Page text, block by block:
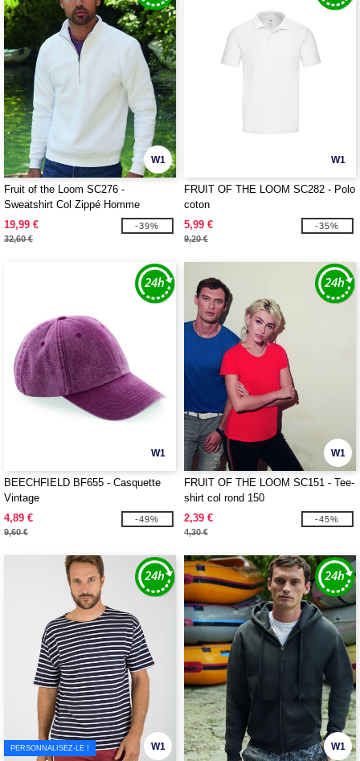
W1
Fruit of the Loom SC276 -
Sweatshirt Col Zippé Homme
Premium
19,99 €
32,60 €
-39%
W1
FRUIT OF THE LOOM SC282 - Polo
coton
5,99 €
9,20 €
-35%
W1
BEECHFIELD BF655 - Casquette
Vintage
4,89 €
9,60 €
-49%
W1
FRUIT OF THE LOOM SC151 - Tee-
shirt col rond 150
2,39 €
4,30 €
-45%
W1
PERSONNALISEZ-LE ! W1